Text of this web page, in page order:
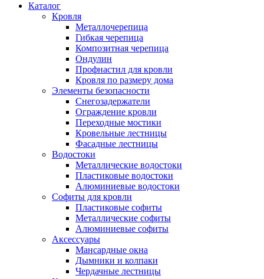
Каталог
Кровля
Металлочерепица
Гибкая черепица
Композитная черепица
Ондулин
Профнастил для кровли
Кровля по размеру дома
Элементы безопасности
Снегозадержатели
Ограждение кровли
Переходные мостики
Кровельные лестницы
Фасадные лестницы
Водостоки
Металлические водостоки
Пластиковые водостоки
Алюминиевые водостоки
Софиты для кровли
Пластиковые софиты
Металлические софиты
Алюминиевые софиты
Аксессуары
Мансардные окна
Дымники и колпаки
Чердачные лестницы